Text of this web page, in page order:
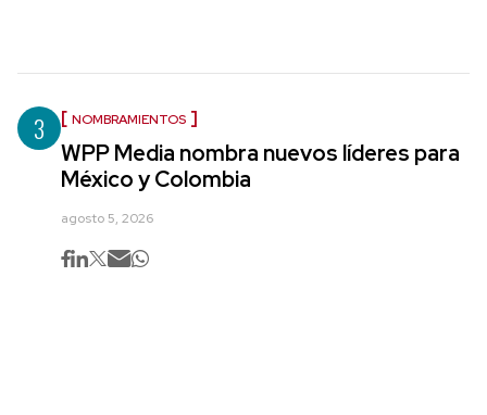
3 NOMBRAMIENTOS
WPP Media nombra nuevos líderes para
México y Colombia
agosto 5, 2026